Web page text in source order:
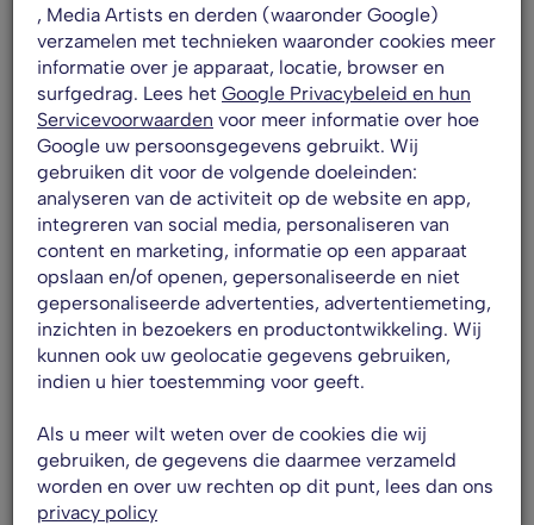
Ghost E-Teru Pro EQ H XT 12S
€ 73,00
, Media Artists en derden (waaronder Google)
verzamelen met technieken waaronder cookies meer
informatie over je apparaat, locatie, browser en
surfgedrag. Lees het Google Privacybeleid en hun
Servicevoorwaarden voor meer informatie over hoe
Google uw persoonsgegevens gebruikt. Wij
gebruiken dit voor de volgende doeleinden:
analyseren van de activiteit op de website en app,
integreren van social media, personaliseren van
content en marketing, informatie op een apparaat
opslaan en/of openen, gepersonaliseerde en niet
gepersonaliseerde advertenties, advertentiemeting,
inzichten in bezoekers en productontwikkeling. Wij
kunnen ook uw geolocatie gegevens gebruiken,
indien u hier toestemming voor geeft.
Als u meer wilt weten over de cookies die wij
gebruiken, de gegevens die daarmee verzameld
worden en over uw rechten op dit punt, lees dan ons
privacy policy